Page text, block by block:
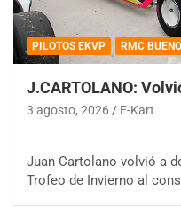
PILOTOS EKVP RMC
J.CARTOLANO:
3 agosto, 2026 E-Kart
Juan Cartolano volvió a
Trofeo de Invierno al
08/09-AGO